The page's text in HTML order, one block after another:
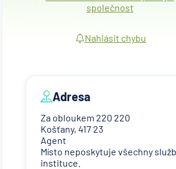
společnost
Nahlásit chybu
Adresa
Za obloukem 220 220
Košťany, 417 23
Agent
Místo neposkytuje všechny
instituce.